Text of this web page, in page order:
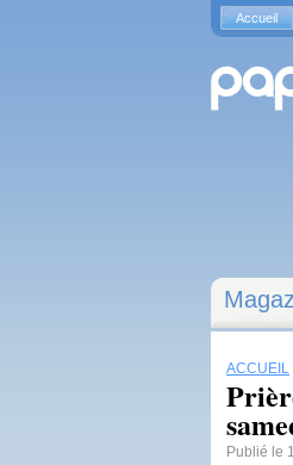
ACCUEIL
Publié le
Accueil